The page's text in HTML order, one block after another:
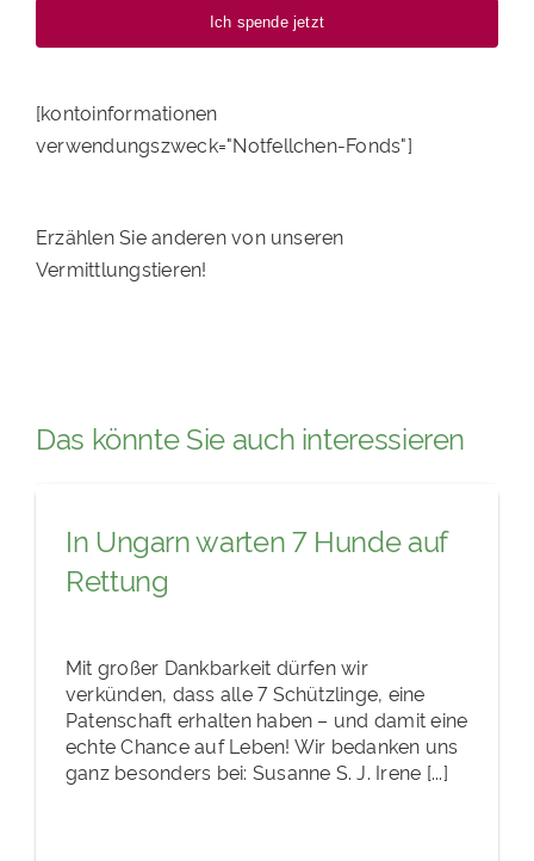
Ich spende jetzt
[kontoinformationen
verwendungszweck="Notfellchen-Fonds"]
Erzählen Sie anderen von unseren
Vermittlungstieren!
Das könnte Sie auch interessieren
In Ungarn warten 7 Hunde auf
Rettung
Mit großer Dankbarkeit dürfen wir
verkünden, dass alle 7 Schützlinge, eine
Patenschaft erhalten haben – und damit eine
echte Chance auf Leben! Wir bedanken uns
ganz besonders bei: Susanne S. J. Irene [...]